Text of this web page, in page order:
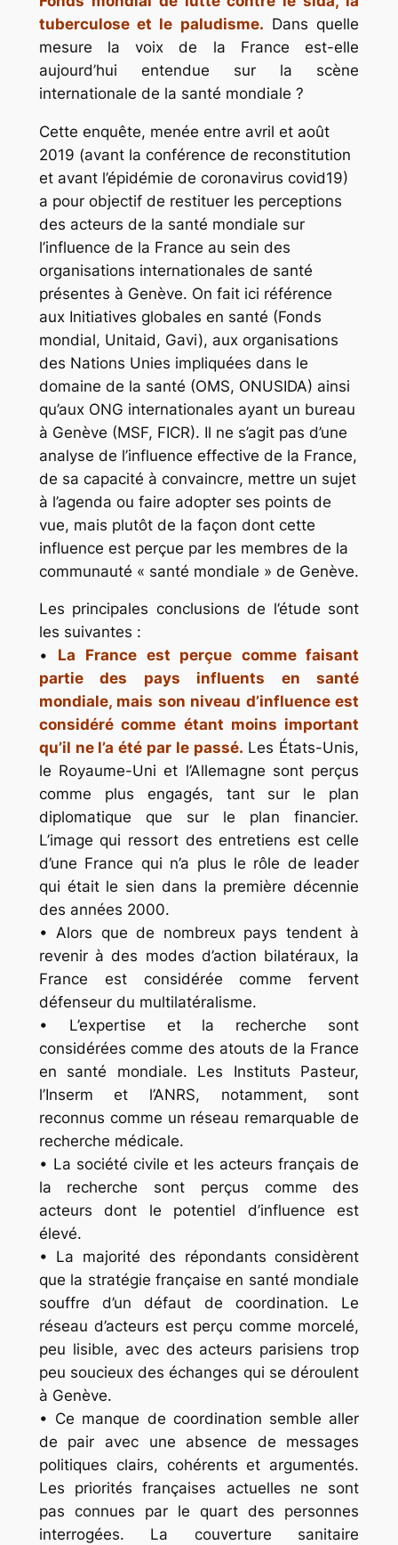
tuberculose et le paludisme. Dans quelle
mesure la voix de la France est-elle
aujourd’hui entendue sur la scène
internationale de la santé mondiale ?
Cette enquête, menée entre avril et août
2019 (avant la conférence de reconstitution
et avant l’épidémie de coronavirus covid19)
a pour objectif de restituer les perceptions
des acteurs de la santé mondiale sur
l’influence de la France au sein des
organisations internationales de santé
présentes à Genève. On fait ici référence
aux Initiatives globales en santé (Fonds
mondial, Unitaid, Gavi), aux organisations
des Nations Unies impliquées dans le
domaine de la santé (OMS, ONUSIDA) ainsi
qu’aux ONG internationales ayant un bureau
à Genève (MSF, FICR). Il ne s’agit pas d’une
analyse de l’influence effective de la France,
de sa capacité à convaincre, mettre un sujet
à l’agenda ou faire adopter ses points de
vue, mais plutôt de la façon dont cette
influence est perçue par les membres de la
communauté « santé mondiale » de Genève.
Les principales conclusions de l’étude sont
les suivantes :
• La France est perçue comme faisant
partie des pays influents en santé
mondiale, mais son niveau d’influence est
considéré comme étant moins important
qu’il ne l’a été par le passé. Les États-Unis,
le Royaume-Uni et l’Allemagne sont perçus
comme plus engagés, tant sur le plan
diplomatique que sur le plan financier.
L’image qui ressort des entretiens est celle
d’une France qui n’a plus le rôle de leader
qui était le sien dans la première décennie
des années 2000.
• Alors que de nombreux pays tendent à
revenir à des modes d’action bilatéraux, la
France est considérée comme fervent
défenseur du multilatéralisme.
• L’expertise et la recherche sont
considérées comme des atouts de la France
en santé mondiale. Les Instituts Pasteur,
l’Inserm et l’ANRS, notamment, sont
reconnus comme un réseau remarquable de
recherche médicale.
• La société civile et les acteurs français de
la recherche sont perçus comme des
acteurs dont le potentiel d’influence est
élevé.
• La majorité des répondants considèrent
que la stratégie française en santé mondiale
souffre d’un défaut de coordination. Le
réseau d’acteurs est perçu comme morcelé,
peu lisible, avec des acteurs parisiens trop
peu soucieux des échanges qui se déroulent
à Genève.
• Ce manque de coordination semble aller
de pair avec une absence de messages
politiques clairs, cohérents et argumentés.
Les priorités françaises actuelles ne sont
pas connues par le quart des personnes
interrogées. La couverture sanitaire